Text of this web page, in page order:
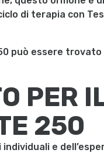
di terapia con
può essere trovato
PER
250
e